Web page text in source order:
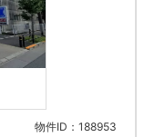
物件ID：188953